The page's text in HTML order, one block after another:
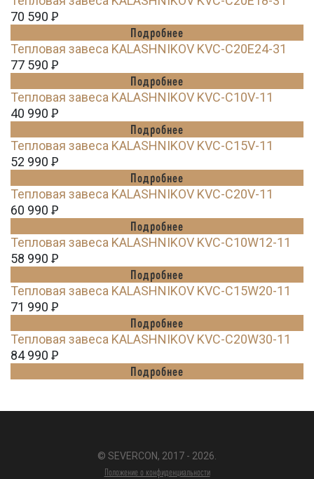
70 590 Ꝑ
Подробнее
Тепловая завеса KALASHNIKOV KVС-C20E24-31
77 590 Ꝑ
Подробнее
Тепловая завеса KALASHNIKOV KVС-C10V-11
40 990 Ꝑ
Подробнее
Тепловая завеса KALASHNIKOV KVС-C15V-11
52 990 Ꝑ
Подробнее
Тепловая завеса KALASHNIKOV KVС-C20V-11
60 990 Ꝑ
Подробнее
Тепловая завеса KALASHNIKOV KVС-C10W12-11
58 990 Ꝑ
Подробнее
Тепловая завеса KALASHNIKOV KVС-C15W20-11
71 990 Ꝑ
Подробнее
Тепловая завеса KALASHNIKOV KVС-C20W30-11
84 990 Ꝑ
Подробнее
© SEVERCON, 2017 - 2026.
Положение о конфиденциальности